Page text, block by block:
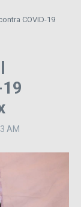
COVID-19
AM